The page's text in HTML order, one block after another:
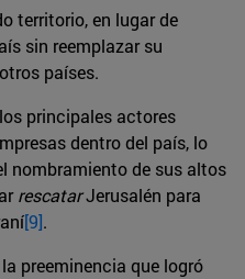
territorio, en lugar de
sin reemplazar su
países.
principales actores
dentro del país, lo
nombramiento de sus altos
rescatarJerusalén para
[9].
preeminencia que logró